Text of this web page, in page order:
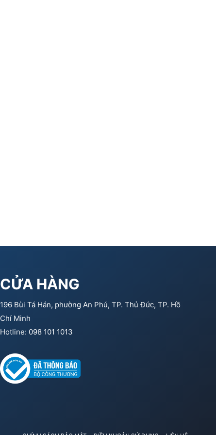
CỬA HÀNG
196 Bùi Tá Hán, phường An Phú, TP. Thủ Đức, TP. Hồ
Chí Minh
Hotline: 098 101 1013